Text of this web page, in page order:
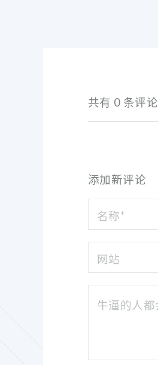
共有 0 条评论
添加新评论